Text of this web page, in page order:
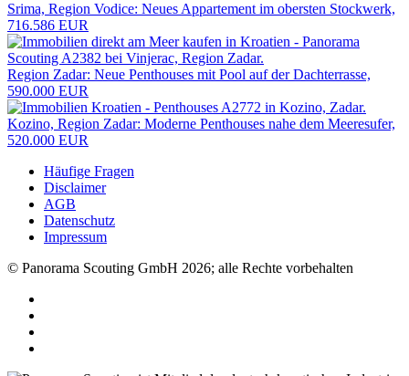
Srima, Region Vodice: Neues Appartement im obersten Stockwerk,
716.586 EUR
Region Zadar: Neue Penthouses mit Pool auf der Dachterrasse,
590.000 EUR
Kozino, Region Zadar: Moderne Penthouses nahe dem Meeresufer,
520.000 EUR
Häufige Fragen
Disclaimer
AGB
Datenschutz
Impressum
© Panorama Scouting GmbH 2026; alle Rechte vorbehalten